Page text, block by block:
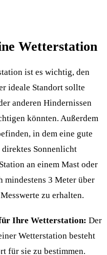
Wetterstation
ist es wichtig, den
ideale Standort sollte
anderen Hindernissen
könnten. Außerdem
in dem eine gute
Sonnenlicht
an einem Mast oder
mindestens 3 Meter über
zu erhalten.
Ihre Wetterstation: Der
Wetterstation besteht
für sie zu bestimmen.